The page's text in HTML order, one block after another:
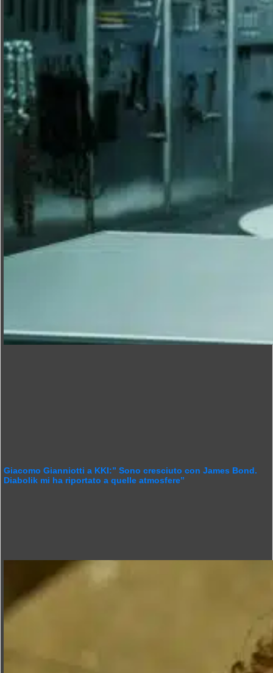
Giacomo Gianniotti a KKI:” Sono cresciuto con James Bond.
Diabolik mi ha riportato a quelle atmosfere”